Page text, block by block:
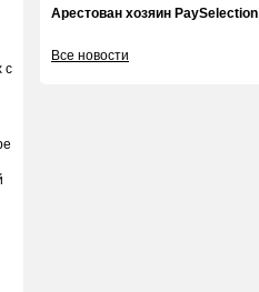
Арестован хозяин PaySelection
Все новости
с